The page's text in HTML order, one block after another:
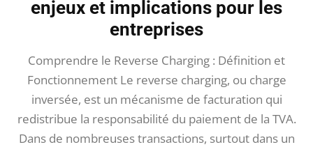
enjeux et implications pour les
entreprises
Comprendre le Reverse Charging : Définition et
Fonctionnement Le reverse charging, ou charge
inversée, est un mécanisme de facturation qui
redistribue la responsabilité du paiement de la TVA.
Dans de nombreuses transactions, surtout dans un